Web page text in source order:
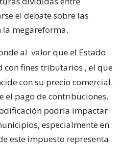
el debate sobre las
la megareforma.
al valor que el Estado
con fines tributarios , el que
con su precio comercial.
el pago de contribuciones,
podría impactar
especialmente en
este impuesto representa